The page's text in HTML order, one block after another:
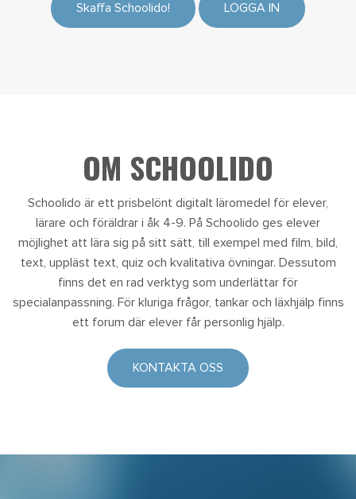
Skaffa Schoolido! LOGGA IN
OM SCHOOLIDO
Schoolido är ett prisbelönt digitalt läromedel för elever,
lärare och föräldrar i åk 4-9. På Schoolido ges elever
möjlighet att lära sig på sitt sätt, till exempel med film, bild,
text, uppläst text, quiz och kvalitativa övningar. Dessutom
finns det en rad verktyg som underlättar för
specialanpassning. För kluriga frågor, tankar och läxhjälp finns
ett forum där elever får personlig hjälp.
KONTAKTA OSS